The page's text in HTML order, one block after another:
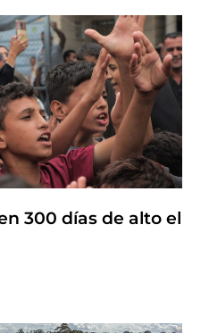
300 días de alto el